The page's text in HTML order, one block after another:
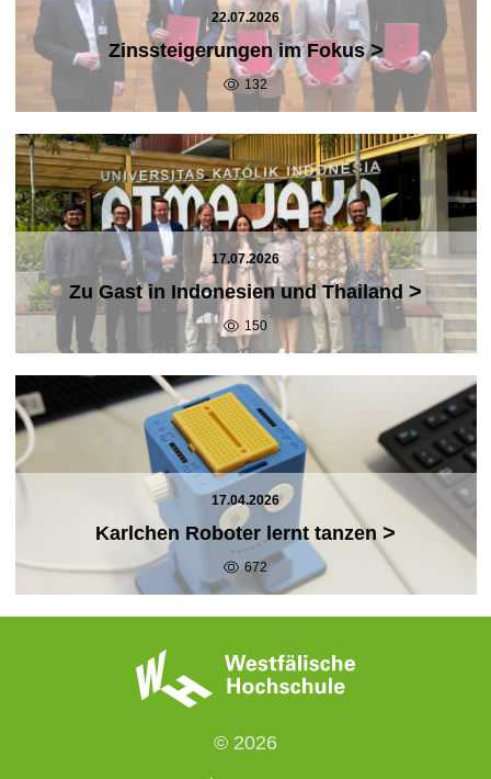
22.07.2026
Zinssteigerungen im Fokus>
132
17.07.2026
Zu Gast in Indonesien und Thailand >
150
17.04.2026
Karlchen Roboter lernt tanzen >
672
© 2026